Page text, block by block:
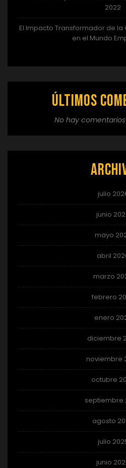
2022
El Impacto Transformador de
en el Mundo
Últimos
No hay
julio
junio
mayo
abril
marzo
febrero
enero
diciembre
noviembre
octubre
septiembre
agosto
julio
junio